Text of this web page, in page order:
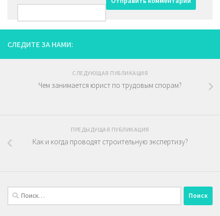
СЛЕДИТЕ ЗА НАМИ:
СЛЕДУЮЩАЯ ПУБЛИКАЦИЯ
Чем занимается юрист по трудовым спорам?
ПРЕДЫДУЩАЯ ПУБЛИКАЦИЯ
Как и когда проводят строительную экспертизу?
Найти: